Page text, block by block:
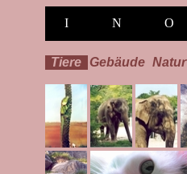
I N O
Tiere Gebäude Natur